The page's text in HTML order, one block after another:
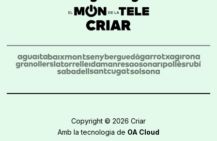
Copyright © 2026 Criar
Amb la tecnologia de OA Cloud